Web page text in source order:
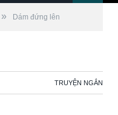
» Dám đứng lên
TRUYỆN NGẮN